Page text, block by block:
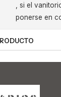
, si el
ponerse en